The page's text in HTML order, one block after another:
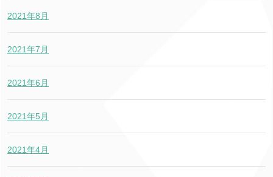
2021年8月
2021年7月
2021年6月
2021年5月
2021年4月